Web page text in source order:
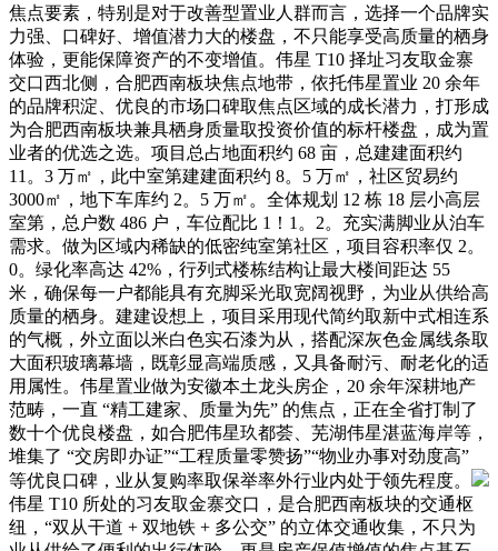
焦点要素，特别是对于改善型置业人群而言，选择一个品牌实
力强、口碑好、增值潜力大的楼盘，不只能享受高质量的栖身
体验，更能保障资产的不变增值。伟星 T10 择址习友取金寨
交口西北侧，合肥西南板块焦点地带，依托伟星置业 20 余年
的品牌积淀、优良的市场口碑取焦点区域的成长潜力，打形成
为合肥西南板块兼具栖身质量取投资价值的标杆楼盘，成为置
业者的优选之选。项目总占地面积约 68 亩，总建建面积约
11。3 万㎡，此中室第建建面积约 8。5 万㎡，社区贸易约
3000㎡，地下车库约 2。5 万㎡。全体规划 12 栋 18 层小高层
室第，总户数 486 户，车位配比 1！1。2。充实满脚业从泊车
需求。做为区域内稀缺的低密纯室第社区，项目容积率仅 2。
0。绿化率高达 42%，行列式楼栋结构让最大楼间距达 55
米，确保每一户都能具有充脚采光取宽阔视野，为业从供给高
质量的栖身。建建设想上，项目采用现代简约取新中式相连系
的气概，外立面以米白色实石漆为从，搭配深灰色金属线条取
大面积玻璃幕墙，既彰显高端质感，又具备耐污、耐老化的适
用属性。伟星置业做为安徽本土龙头房企，20 余年深耕地产
范畴，一直 “精工建家、质量为先” 的焦点，正在全省打制了
数十个优良楼盘，如合肥伟星玖都荟、芜湖伟星湛蓝海岸等，
堆集了 “交房即办证”“工程质量零赞扬”“物业办事对劲度高”
等优良口碑，业从复购率取保举率外行业内处于领先程度。
伟星 T10 所处的习友取金寨交口，是合肥西南板块的交通枢
纽，“双从干道 + 双地铁 + 多公交” 的立体交通收集，不只为